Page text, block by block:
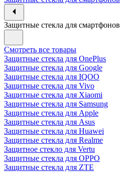
Защитные стекла для смартфонов
Смотреть все товары
Защитные стекла для OnePlus
Защитные стекла для Google
Защитные стекла для IQOO
Защитные стекла для Vivo
Защитные стекла для Xiaomi
Защитные стекла для Samsung
Защитные стекла для Apple
Защитные стекла для Asus
Защитные стекла для Huawei
Защитные стекла для Realme
Защитное стекло для Vertu
Защитные стекла для OPPO
Защитные стекла для ZTE